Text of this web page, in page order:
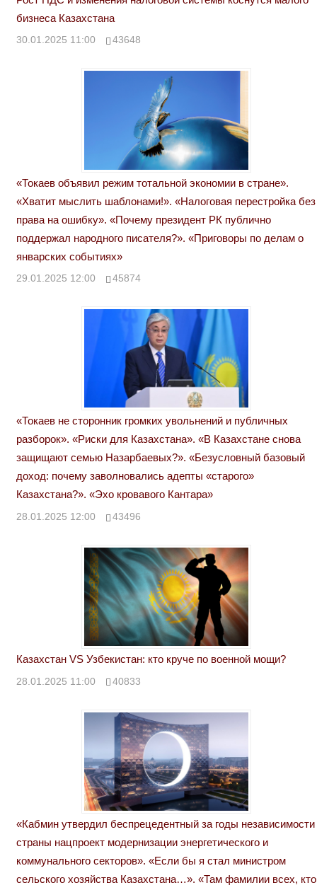
бизнеса Казахстана
30.01.2025 11:00 43648
«Токаев объявил режим тотальной экономии в стране».
«Хватит мыслить шаблонами!». «Налоговая перестройка без
права на ошибку». «Почему президент РК публично
поддержал народного писателя?». «Приговоры по делам о
январских событиях»
29.01.2025 12:00 45874
«Токаев не сторонник громких увольнений и публичных
разборок». «Риски для Казахстана». «В Казахстане снова
защищают семью Назарбаевых?». «Безусловный базовый
доход: почему заволновались адепты «старого»
Казахстана?». «Эхо кровавого Кантара»
28.01.2025 12:00 43496
Казахстан VS Узбекистан: кто круче по военной мощи?
28.01.2025 11:00 40833
«Кабмин утвердил беспрецедентный за годы независимости
страны нацпроект модернизации энергетического и
коммунального секторов». «Если бы я стал министром
сельского хозяйства Казахстана…». «Там фамилии всех, кто